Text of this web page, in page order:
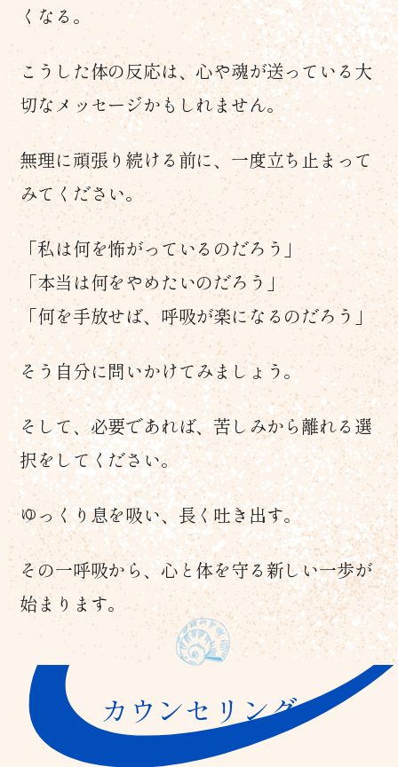
くなる。
こうした体の反応は、心や魂が送っている大
切なメッセージかもしれません。
無理に頑張り続ける前に、一度立ち止まって
みてください。
「私は何を怖がっているのだろう」
「本当は何をやめたいのだろう」
「何を手放せば、呼吸が楽になるのだろう」
そう自分に問いかけてみましょう。
そして、必要であれば、苦しみから離れる選
択をしてください。
ゆっくり息を吸い、長く吐き出す。
その一呼吸から、心と体を守る新しい一歩が
始まります。
カウンセリング